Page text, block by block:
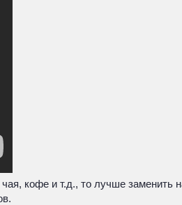
кофе и т.д., то лучше заменить